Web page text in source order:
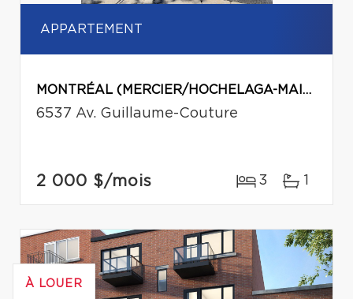
APPARTEMENT
MONTRÉAL (MERCIER/HOCHELAGA-MAISONNEUVE)
6537 Av. Guillaume-Couture
2 000 $/mois 3 1
À LOUER